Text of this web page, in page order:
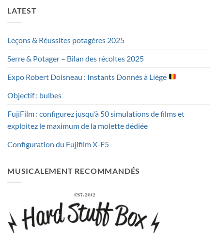
LATEST
Leçons & Réussites potagères 2025
Serre & Potager – Bilan des récoltes 2025
Expo Robert Doisneau : Instants Donnés à Liège
Objectif : bulbes
FujiFilm : configurez jusqu’à 50 simulations de films et
exploitez le maximum de la molette dédiée
Configuration du Fujifilm X-E5
MUSICALEMENT RECOMMANDÉS